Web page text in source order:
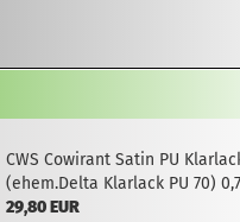
CWS Cowirant Satin PU
(ehem.Delta Klarlack PU 70)
29,80 EUR